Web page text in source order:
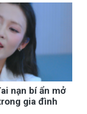
nạn bí ẩn mở
gia đình